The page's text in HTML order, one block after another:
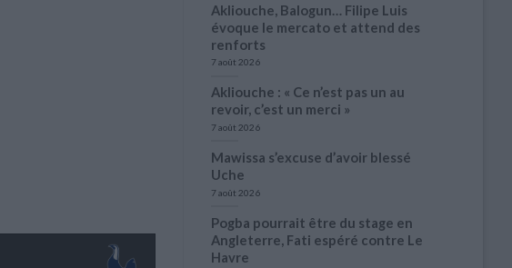
Akliouche, Balogun… Filipe Luis
évoque le mercato et attend des
renforts
7 août 2026
Akliouche : « Ce n’est pas un au
revoir, c’est un merci »
7 août 2026
Mawissa s’excuse d’avoir blessé
Uche
7 août 2026
Pogba pourrait être du stage en
Angleterre, Fati espéré contre Le
Havre